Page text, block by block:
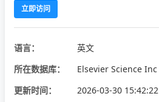
立即访问
语言：
英文
所在数据库：
Elsevier Science Inc
更新时间：
2026-03-30 15:42:22